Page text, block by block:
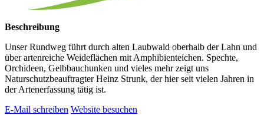
Beschreibung
Unser Rundweg führt durch alten Laubwald oberhalb der Lahn und
über artenreiche Weideflächen mit Amphibienteichen. Spechte,
Orchideen, Gelbbauchunken und vieles mehr zeigt uns
Naturschutzbeauftragter Heinz Strunk, der hier seit vielen Jahren in
der Artenerfassung tätig ist.
E-Mail schreiben Website besuchen